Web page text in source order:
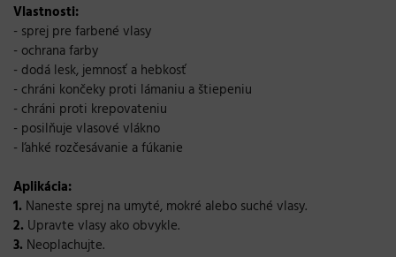
Vlastnosti:
- sprej pre farbené vlasy
- ochrana farby
- dodá lesk, jemnosť a hebkosť
- chráni končeky proti lámaniu a štiepeniu
- chráni proti krepovateniu
- posilňuje vlasové vlákno
- ľahké rozčesávanie a fúkanie
Aplikácia:
1. Naneste sprej na umyté, mokré alebo suché vlasy.
2. Upravte vlasy ako obvykle.
3. Neoplachujte.